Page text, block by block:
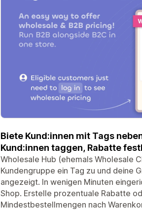
Biete Kund:innen mit Tags
Kund:innen taggen, Rabatte
Wholesale Hub (ehemals Wholesale
Kundengruppe ein Tag zu und deine
angezeigt. In wenigen Minuten
Shop. Erstelle prozentuale Rabatte
Mindestbestellmengen nach